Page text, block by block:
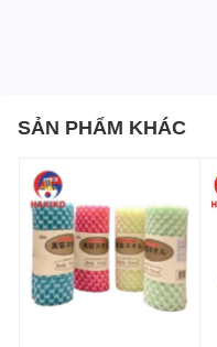
Bảo quản thực phẩm
vệ thực phẩm khỏi vi
còn giúp giữ ẩm cho
trong thời gian dài hơn.
SẢN PHẨM KHÁC